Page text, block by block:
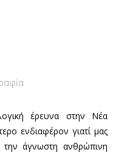
έρευνα στην Νέα
ενδιαφέρον γιατί μας
άγνωστη ανθρώπινη